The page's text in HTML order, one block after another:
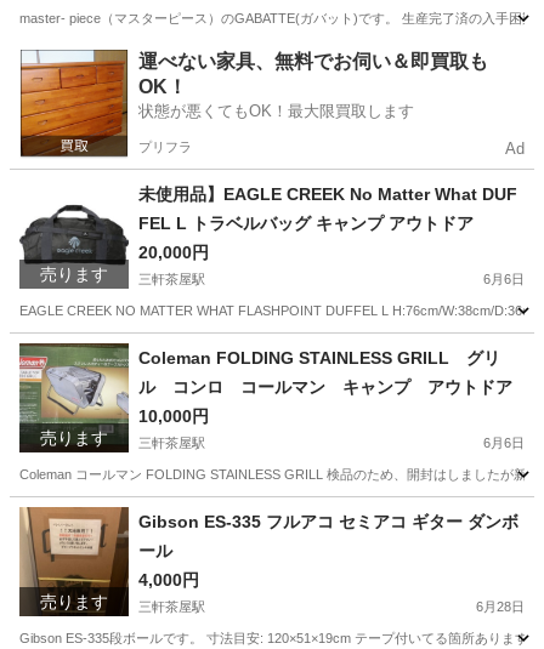
master- piece（マスターピース）のGABATTE(ガバット)です。 生産完了済の入手困
東京 世田谷区 三軒茶屋駅 バッグ バット
運べない家具、無料でお伺い＆即買取も
OK！
状態が悪くてもOK！最大限買取します
プリフラ Ad
売ります
未使用品】EAGLE CREEK No Matter What DUF
FEL L トラベルバッグ キャンプ アウトドア
20,000円
三軒茶屋駅 6月6日
EAGLE CREEK NO MATTER WHAT FLASHPOINT DUFFEL L H:76cm/W:38cm/
東京 世田谷区
売ります
Coleman FOLDING STAINLESS GRILL グリ
ル コンロ コールマン キャンプ アウトドア
10,000円
三軒茶屋駅 6月6日
Coleman コールマン FOLDING STAINLESS GRILL 検品のため、開封はしましたが新
東京 世田谷区
売ります
Gibson ES-335 フルアコ セミアコ ギター ダンボ
ール
4,000円
三軒茶屋駅 6月28日
Gibson ES-335段ボールです。 寸法目安: 120×51×19cm テープ付いてる箇所あります